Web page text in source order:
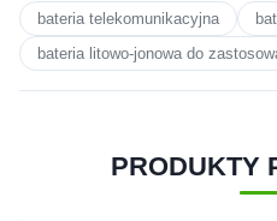
bateria telekomunikacyjna
bateria litowo-jonowa do
PRODUKTY